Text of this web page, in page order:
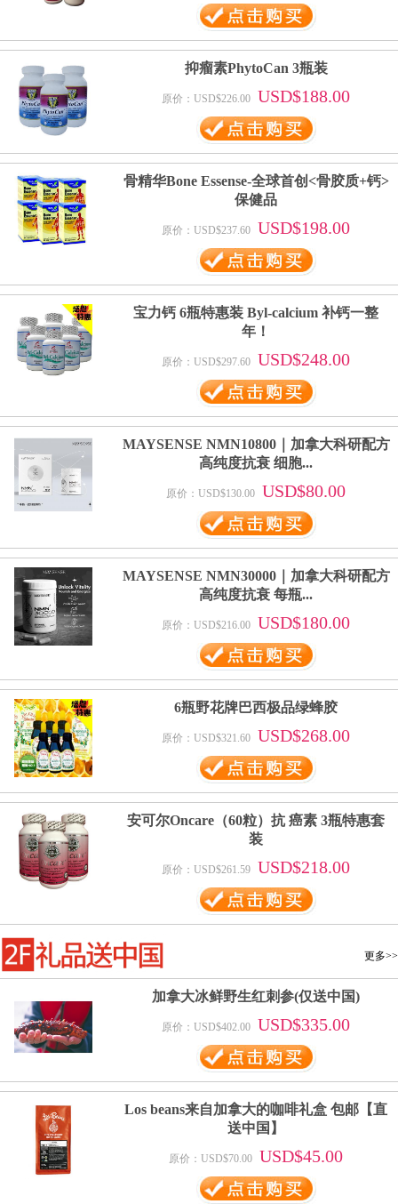
抑瘤素PhytoCan 3瓶装
原价：USD$226.00 USD$188.00
骨精华Bone Essense-全球首创<骨胶质+钙>
保健品
原价：USD$237.60 USD$198.00
宝力钙 6瓶特惠装 Byl-calcium 补钙一整
年！
原价：USD$297.60 USD$248.00
MAYSENSE NMN10800｜加拿大科研配方
高纯度抗衰 细胞...
原价：USD$130.00 USD$80.00
MAYSENSE NMN30000｜加拿大科研配方
高纯度抗衰 每瓶...
原价：USD$216.00 USD$180.00
6瓶野花牌巴西极品绿蜂胶
原价：USD$321.60 USD$268.00
安可尔Oncare（60粒）抗 癌素 3瓶特惠套
装
原价：USD$261.59 USD$218.00
更多>>
加拿大冰鲜野生红刺参(仅送中国)
原价：USD$402.00 USD$335.00
Los beans来自加拿大的咖啡礼盒 包邮【直
送中国】
原价：USD$70.00 USD$45.00